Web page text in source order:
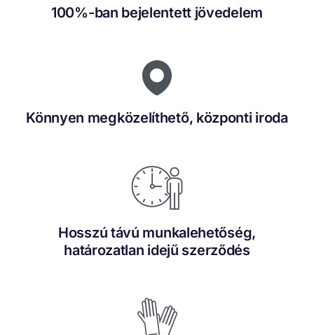
100%-ban bejelentett jövedelem
Könnyen megközelíthető, központi iroda
Hosszú távú munkalehetőség,
határozatlan idejű szerződés